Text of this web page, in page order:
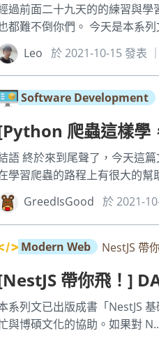
過前面二十九天的的練習與
都難不倒你們。 今天是本系
Leo 於 2021-10-15 發表
Software Development
爬蟲這樣學
語 終於來到尾聲了，今天這
學習爬蟲的路程上有很大的幫
GreedIsGood 於 2021-
Modern Web NestJS 帶
帶你飛！]
系列文已出版成書「NestJS
與博碩文化的協助。如果對